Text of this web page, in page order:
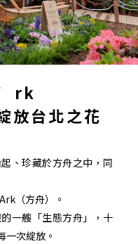
放台北之花
、珍藏於方舟之中，同
（方舟）。
一艘「生態方舟」，十
一次綻放。